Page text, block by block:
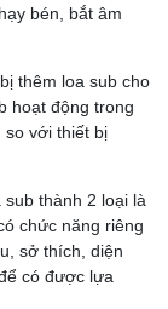
bén, bắt âm
thêm loa sub cho
hoạt động trong
so với thiết bị
thành 2 loại là
chức năng riêng
sở thích, diện
có được lựa